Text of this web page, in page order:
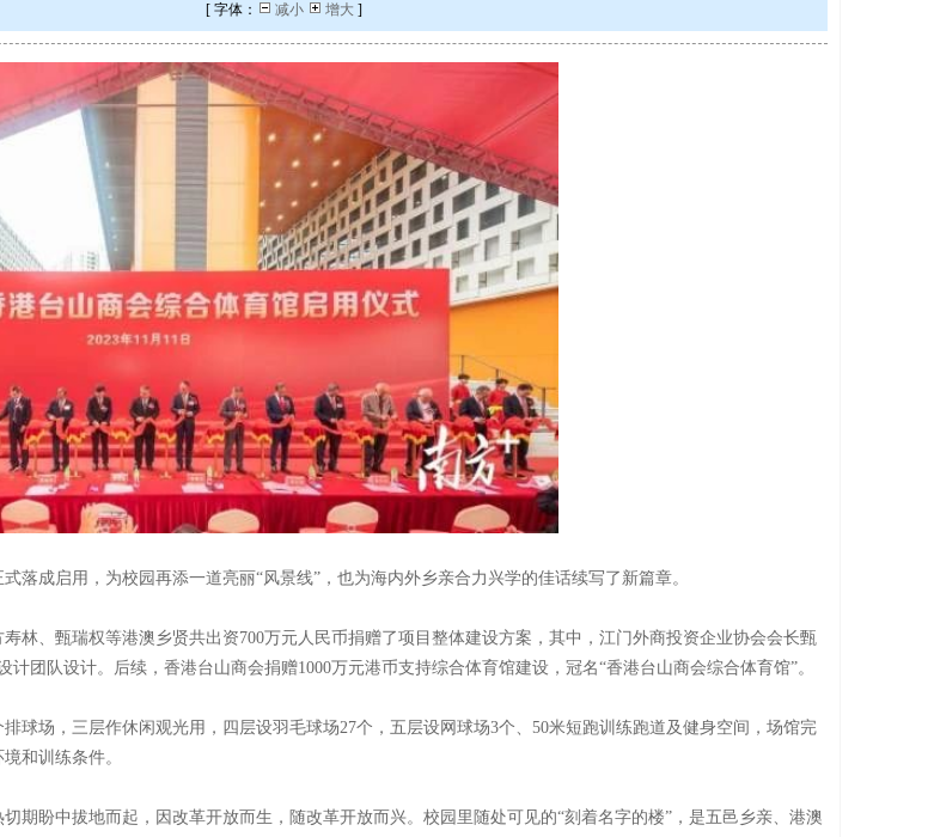
3
[ 字体： 减小 增大 ]
落成启用，为校园再添一道亮丽“风景线”，也为海内外乡亲合力兴学的佳话续写了新篇章。
林、甄瑞权等港澳乡贤共出资700万元人民币捐赠了项目整体建设方案，其中，江门外商投资企业协会会长甄
团队设计。后续，香港台山商会捐赠1000万元港币支持综合体育馆建设，冠名“香港台山商会综合体育馆”。
球场，三层作休闲观光用，四层设羽毛球场27个，五层设网球场3个、50米短跑训练跑道及健身空间，场馆完
和训练条件。
期盼中拔地而起，因改革开放而生，随改革开放而兴。校园里随处可见的“刻着名字的楼”，是五邑乡亲、港澳